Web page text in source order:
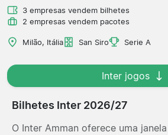
3 empresas vendem bilhetes
2 empresas vendem pacotes
Milão, Itália San Siro Serie A
Inter jogos
Bilhetes Inter 2026/27
O Inter Amman oferece uma